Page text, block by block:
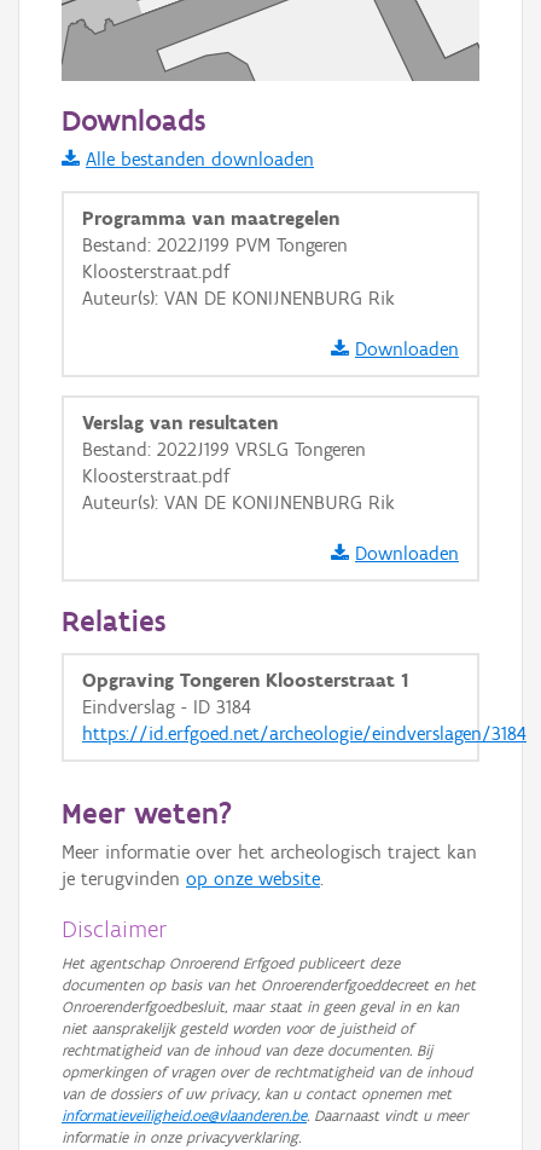
Informatie Vlaanderen
i
+ −
Basis Lagen
OSM-Basiskaart
GRB-Basiskaart
GRB-Basiskaart in grijswaarden
Downloads
Alle bestanden downloaden
Programma van maatregelen
Bestand: 2022J199 PVM Tongeren
Kloosterstraat.pdf
Auteur(s): VAN DE KONIJNENBURG Rik
Downloaden
Verslag van resultaten
Bestand: 2022J199 VRSLG Tongeren
Kloosterstraat.pdf
Auteur(s): VAN DE KONIJNENBURG Rik
Downloaden
Relaties
Opgraving Tongeren Kloosterstraat 1
Eindverslag - ID 3184
https://id.erfgoed.net/archeologie/eindverslagen/3184
Meer weten?
Meer informatie over het archeologisch traject kan
je terugvinden op onze website.
Disclaimer
Het agentschap Onroerend Erfgoed publiceert deze
documenten op basis van het Onroerenderfgoeddecreet en het
Onroerenderfgoedbesluit, maar staat in geen geval in en kan
niet aansprakelijk gesteld worden voor de juistheid of
rechtmatigheid van de inhoud van deze documenten. Bij
opmerkingen of vragen over de rechtmatigheid van de inhoud
van de dossiers of uw privacy, kan u contact opnemen met
informatieveiligheid.oe@vlaanderen.be. Daarnaast vindt u meer
informatie in onze privacyverklaring.